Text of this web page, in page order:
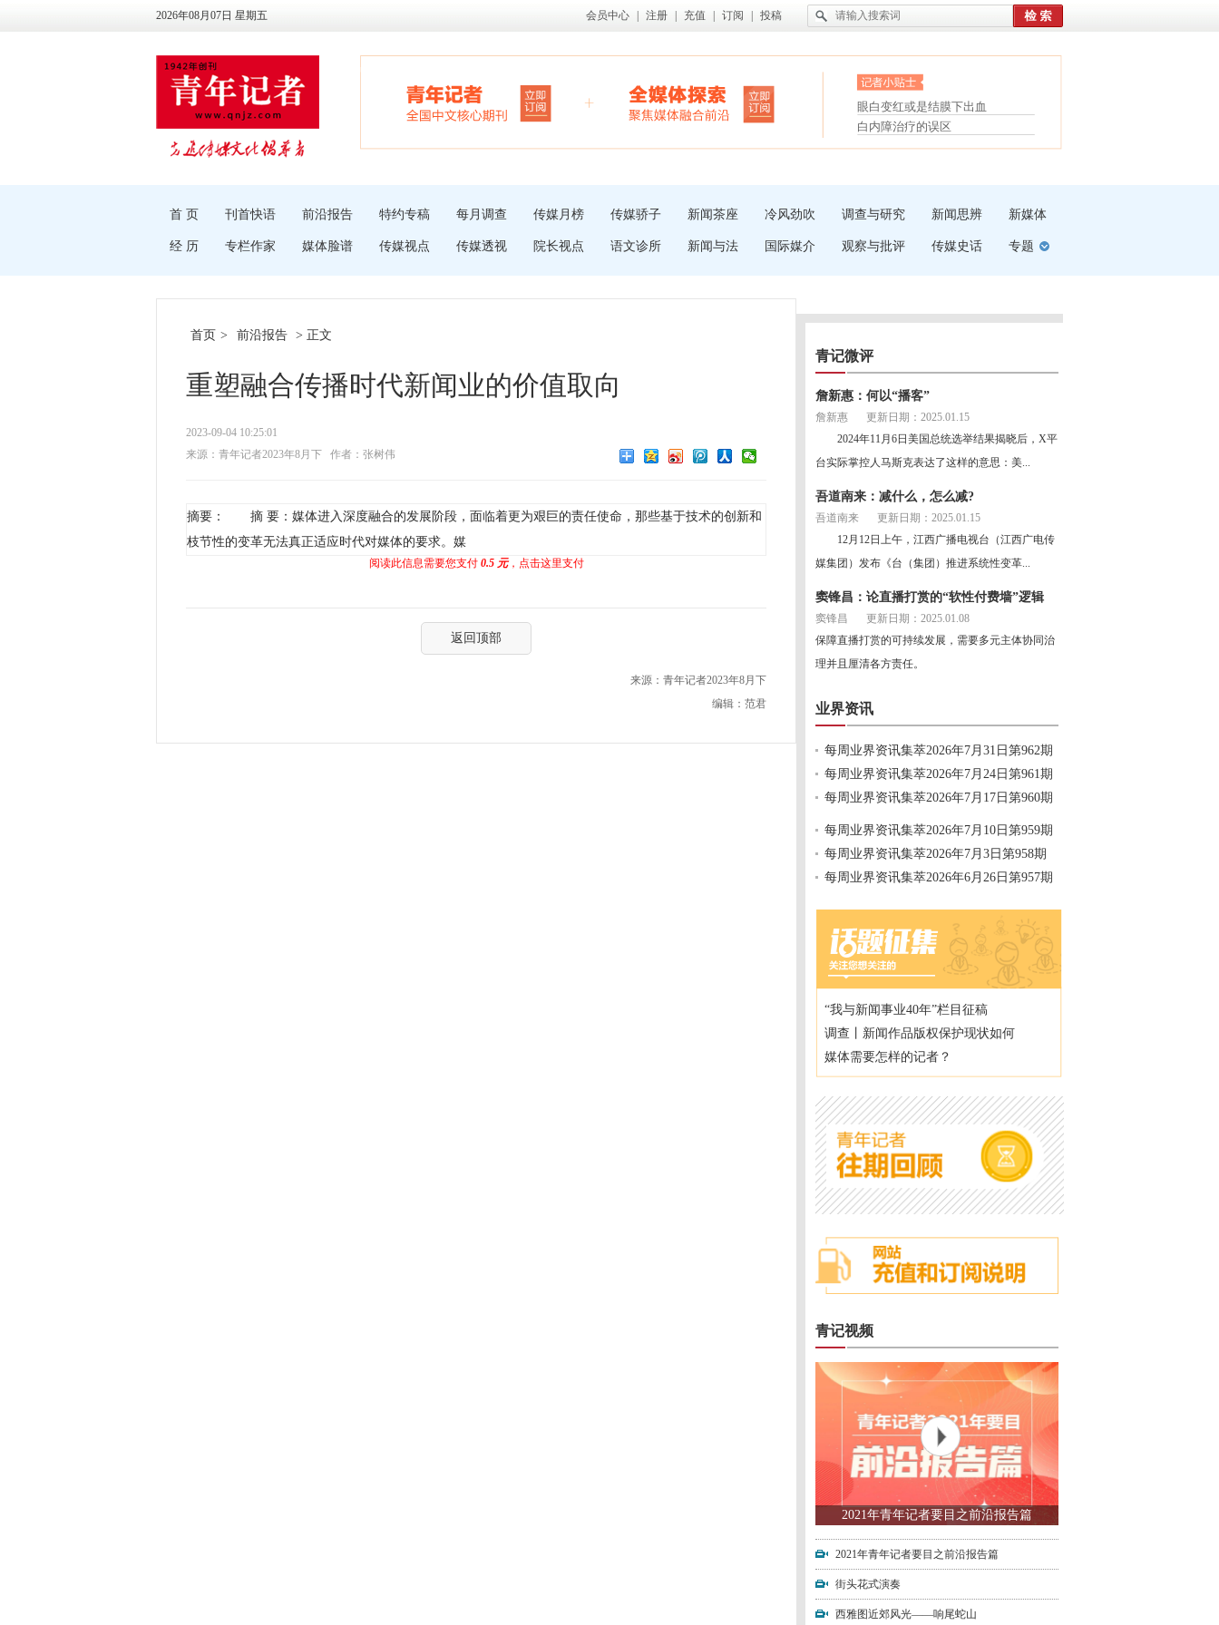
2026年08月07日 星期五 会员中心 注册 充值 订阅 投稿
眼白变红或是结膜下出血
“枝桠”“树桠”宜写成“枝...
夏天缓解疲劳有三招
护腰，摆脱六大坏习惯
受伤了冰敷还是热敷
白内障治疗的误区
首 页 刊首快语 前沿报告 特约专稿 每月调查 传媒月榜 传媒骄子 新闻茶座 冷风劲吹 调查与研究 新闻思辨 新媒体
经 历 专栏作家 媒体脸谱 传媒视点 传媒透视 院长视点 语文诊所 新闻与法 国际媒介 观察与批评 传媒史话 专题
首页 > 前沿报告 > 正文
重塑融合传播时代新闻业的价值取向
2023-09-04 10:25:01
来源：青年记者2023年8月下
作者：张树伟
摘要： 摘 要：媒体进入深度融合的发展阶段，面临着更为艰巨的责任使命，那些基于技术的创新和
枝节性的变革无法真正适应时代对媒体的要求。媒
阅读此信息需要您支付 0.5 元，点击这里支付
返回顶部
来源：青年记者2023年8月下
编辑：范君
青记微评
詹新惠：何以“播客”
詹新惠
更新日期：2025.01.15
2024年11月6日美国总统选举结果揭晓后，X平
台实际掌控人马斯克表达了这样的意思：美...
吾道南来：减什么，怎么减?
吾道南来
更新日期：2025.01.15
12月12日上午，江西广播电视台（江西广电传
媒集团）发布《台（集团）推进系统性变革...
窦锋昌：论直播打赏的“软性付费墙”逻辑
窦锋昌
更新日期：2025.01.08
保障直播打赏的可持续发展，需要多元主体协同治
理并且厘清各方责任。
业界资讯
每周业界资讯集萃2026年7月31日第962期
每周业界资讯集萃2026年7月24日第961期
每周业界资讯集萃2026年7月17日第960期
每周业界资讯集萃2026年7月10日第959期
每周业界资讯集萃2026年7月3日第958期
每周业界资讯集萃2026年6月26日第957期
“我与新闻事业40年”栏目征稿
调查丨新闻作品版权保护现状如何
媒体需要怎样的记者？
青记视频
2021年青年记者要目之前沿报告篇
2021年青年记者要目之前沿报告篇
街头花式演奏
西雅图近郊风光——响尾蛇山